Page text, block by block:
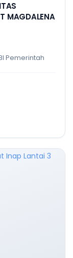
MAGDALENA
Pemerintah